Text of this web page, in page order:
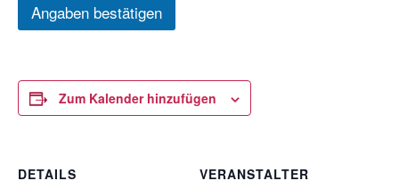
Angaben bestätigen
Zum Kalender hinzufügen
DETAILS
VERANSTALTER